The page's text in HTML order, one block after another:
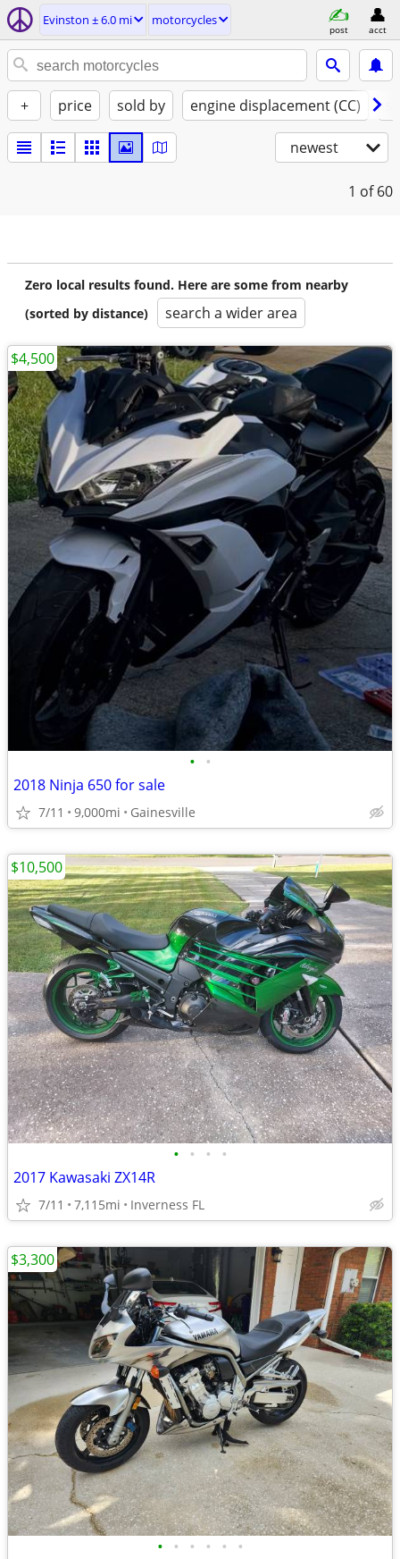
Evinston ± 6.0 mi motorcycles
post acct
+ price sold by engine displacement (CC)
newest
1 of 60
Zero local results found. Here are some from nearby
(sorted by distance)
search a wider area
• •
2018 Ninja 650 for sale
7/11 9,000mi Gainesville
$4,500
• • • •
2017 Kawasaki ZX14R
7/11 7,115mi Inverness FL
$10,500
• • • • • •
$3,300